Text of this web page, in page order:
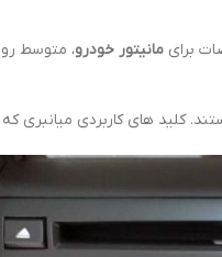
مانیتور خودرو
های کاربردی میانبری که